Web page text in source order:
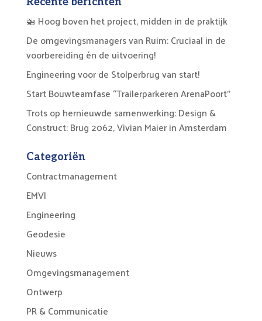
🚁 Hoog boven het project, midden in de praktijk
De omgevingsmanagers van Ruim: Cruciaal in de
voorbereiding én de uitvoering!
Engineering voor de Stolperbrug van start!
Start Bouwteamfase “Trailerparkeren ArenaPoort”
Trots op hernieuwde samenwerking: Design &
Construct: Brug 2062, Vivian Maier in Amsterdam
Categoriën
Contractmanagement
EMVI
Engineering
Geodesie
Nieuws
Omgevingsmanagement
Ontwerp
PR & Communicatie